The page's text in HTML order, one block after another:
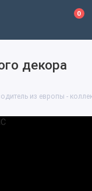
0
декора
из европы -